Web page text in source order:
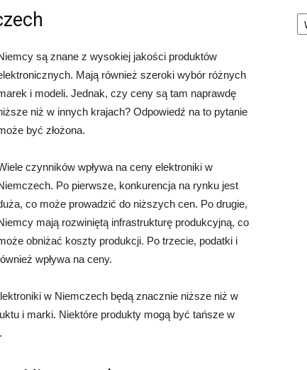
są znane z wysokiej jakości produktów
Mają również szeroki wybór różnych
i modeli. Jednak, czy ceny są tam naprawdę
niż w innych krajach? Odpowiedź na to pytanie
być złożona.
czynników wpływa na ceny elektroniki w
Po pierwsze, konkurencja na rynku jest
co może prowadzić do niższych cen. Po drugie,
mają rozwiniętą infrastrukturę produkcyjną, co
obniżać koszty produkcji. Po trzecie, podatki i
wpływa na ceny.
w Niemczech będą znacznie niższe niż w
i marki. Niektóre produkty mogą być tańsze w